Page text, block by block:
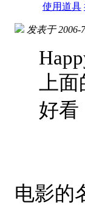
使用道具
发表于 2006-
上
好看
电影的